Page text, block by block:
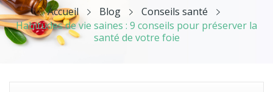
Accueil Blog
Conseils santé
Habitudes de vie saines : 9 conseils pour préserver la
santé de votre foie